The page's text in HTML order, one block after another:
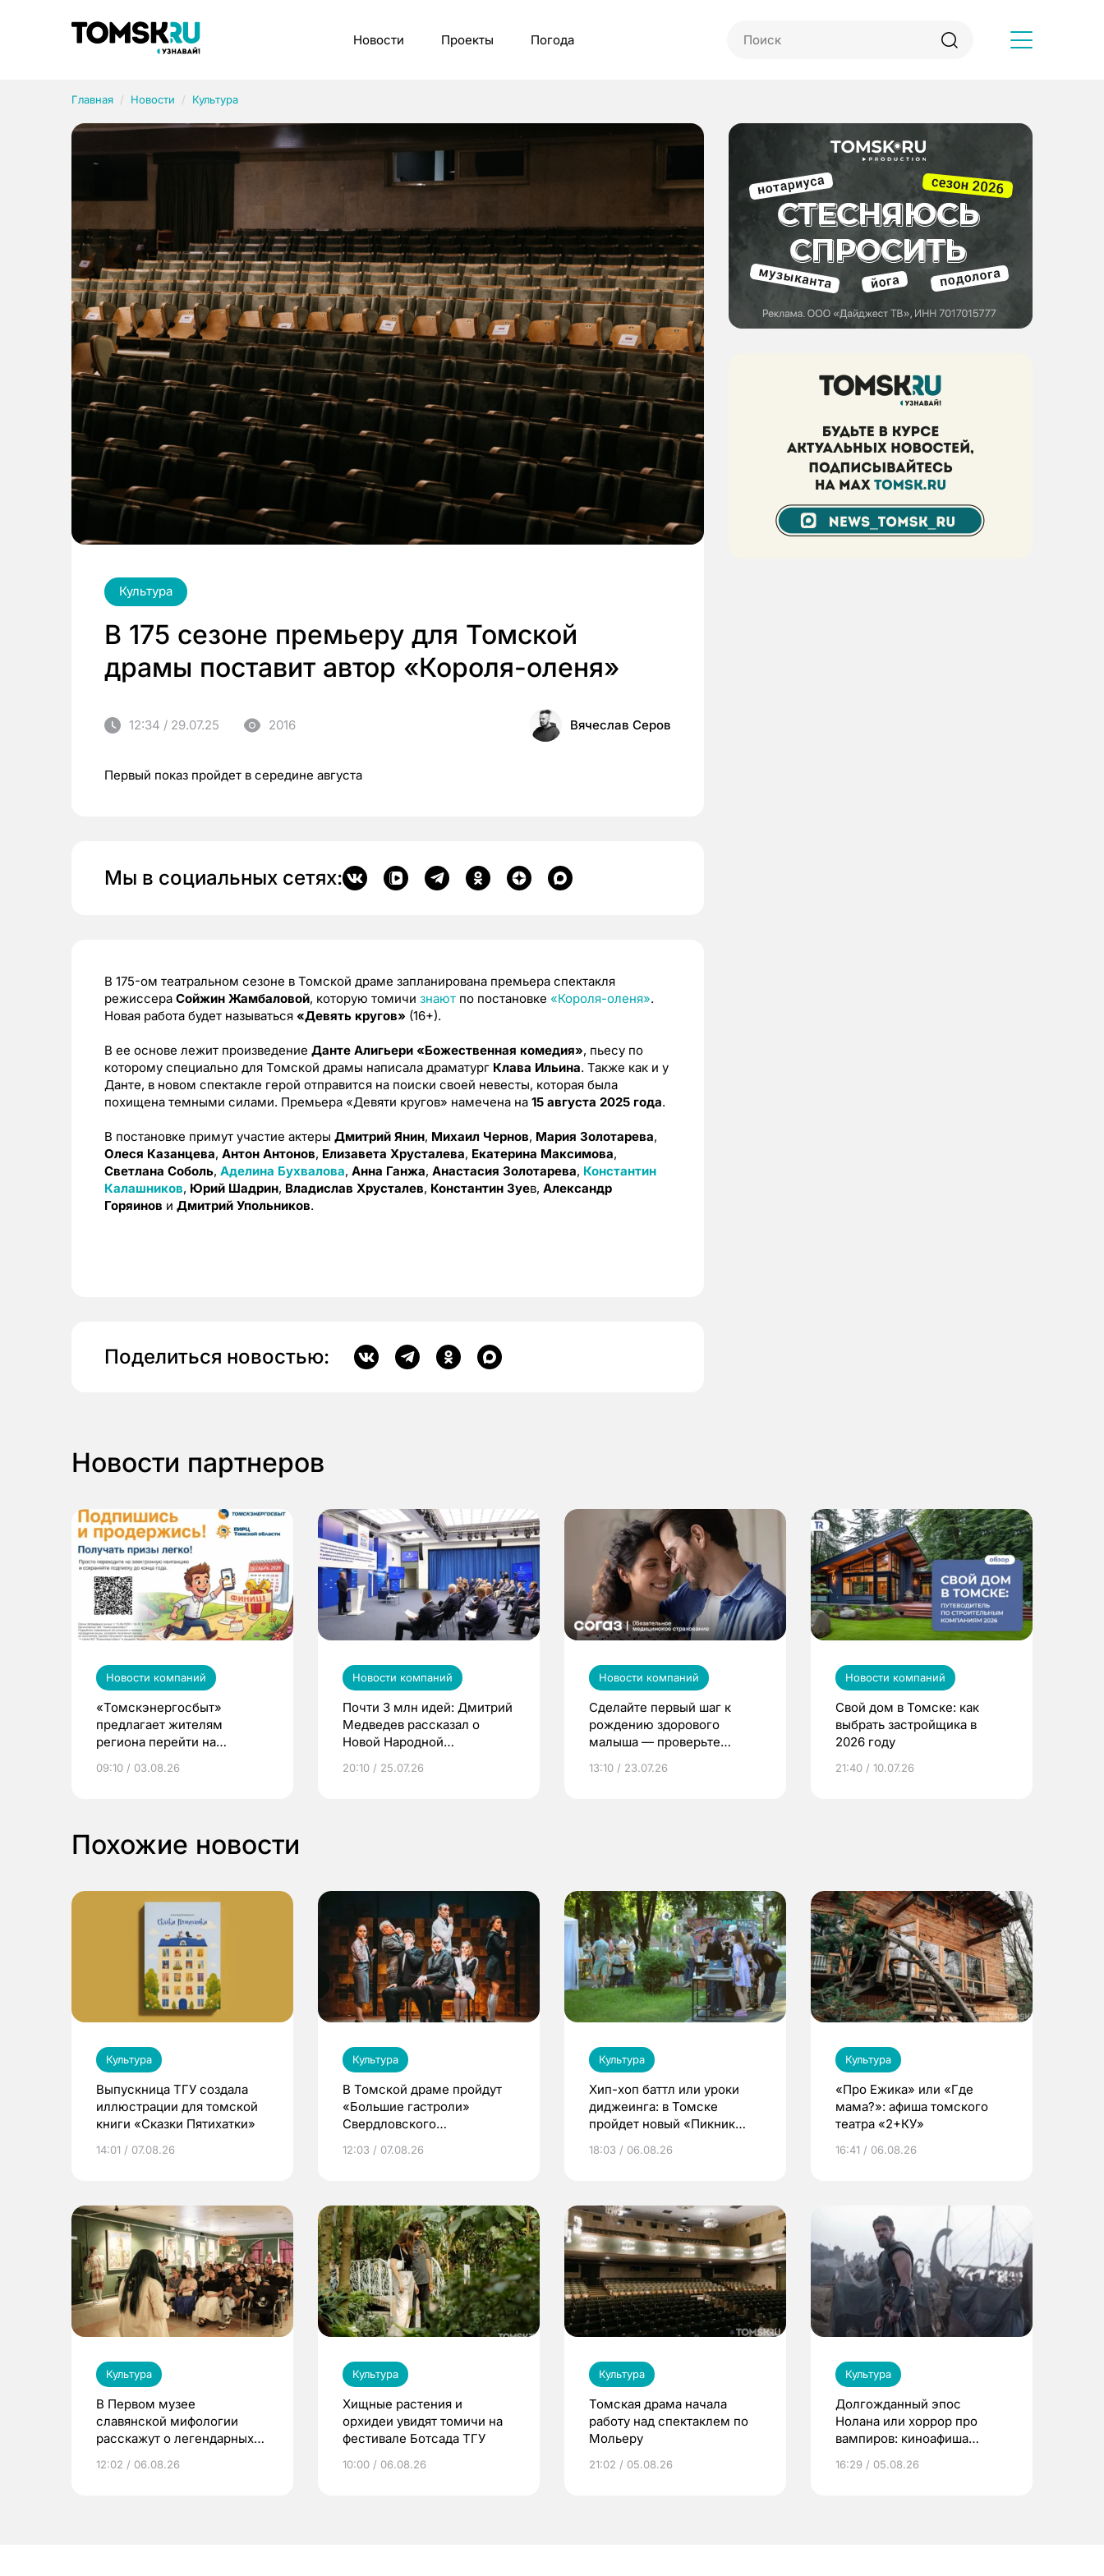
Новости Проекты Погода
Главная Новости Культура
Культура
В 175 сезоне премьеру для Томской
драмы поставит автор «Короля-оленя»
12:34 / 29.07.25 2016 Вячеслав Серов
Первый показ пройдет в середине августа
Мы в социальных сетях:
В 175-ом театральном сезоне в Томской драме запланирована премьера спектакля
режиссера Сойжин Жамбаловой, которую томичи знают по постановке «Короля-оленя».
Новая работа будет называться «Девять кругов» (16+).
В ее основе лежит произведение Данте Алигьери «Божественная комедия», пьесу по
которому специально для Томской драмы написала драматург Клава Ильина. Также как и у
Данте, в новом спектакле герой отправится на поиски своей невесты, которая была
похищена темными силами. Премьера «Девяти кругов» намечена на 15 августа 2025 года.
В постановке примут участие актеры Дмитрий Янин, Михаил Чернов, Мария Золотарева,
Олеся Казанцева, Антон Антонов, Елизавета Хрусталева, Екатерина Максимова,
Светлана Соболь, Аделина Бухвалова, Анна Ганжа, Анастасия Золотарева, Константин
Калашников, Юрий Шадрин, Владислав Хрусталев, Константин Зуев, Александр
Горяинов и Дмитрий Упольников.
Поделиться новостью:
Новости партнеров
Новости компаний
«Томскэнергосбыт»
предлагает жителям
региона перейти на
выиграть призы
09:10 / 03.08.26
Новости компаний
Почти 3 млн идей: Дмитрий
Медведев рассказал о
Новой Народной
20:10 / 25.07.26
Новости компаний
Сделайте первый шаг к
рождению здорового
малыша — проверьте
по ОМС!
13:10 / 23.07.26
Новости компаний
Свой дом в Томске: как
выбрать застройщика в
2026 году
21:40 / 10.07.26
Похожие новости
Культура
Выпускница ТГУ создала
иллюстрации для томской
книги «Сказки Пятихатки»
14:01 / 07.08.26
Культура
В Томской драме пройдут
«Большие гастроли»
Свердловского
драмы
12:03 / 07.08.26
Культура
Хип-хоп баттл или уроки
диджеинга: в Томске
пройдет новый «Пикник
18:03 / 06.08.26
Культура
«Про Ежика» или «Где
мама?»: афиша томского
театра «2+КУ»
16:41 / 06.08.26
Культура
В Первом музее
славянской мифологии
расскажут о легендарных
12:02 / 06.08.26
Культура
Хищные растения и
орхидеи увидят томичи на
фестивале Ботсада ТГУ
10:00 / 06.08.26
Культура
Томская драма начала
работу над спектаклем по
Мольеру
21:02 / 05.08.26
Культура
Долгожданный эпос
Нолана или хоррор про
вампиров: киноафиша
16:29 / 05.08.26
Рубрики